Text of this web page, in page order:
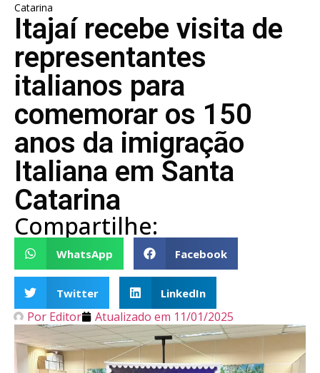
Catarina
Itajaí recebe visita de
representantes
italianos para
comemorar os 150
anos da imigração
Italiana em Santa
Catarina
Compartilhe:
WhatsApp Facebook
Twitter LinkedIn
Por Editor Atualizado em 11/01/2025